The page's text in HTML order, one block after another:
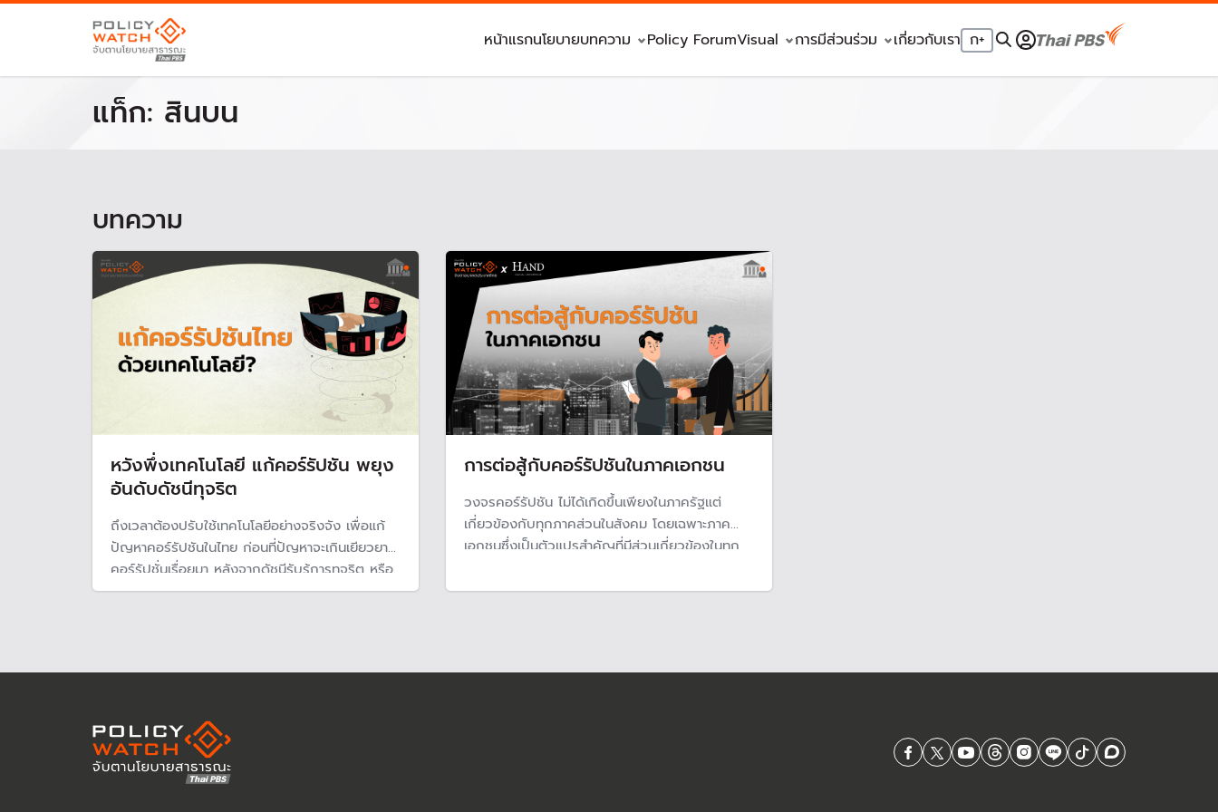
หน้าแรกนโยบายบทความ Policy ForumVisual การมีส่วนร่วม เกี่ยวกับเรา ก+
แท็ก: สินบน
บทความ
หวังพึ่งเทคโนโลยี แก้คอร์รัปชัน พยุง
อันดับดัชนีทุจริต
ถึงเวลาต้องปรับใช้เทคโนโลยีอย่างจริงจัง เพื่อแก้
ปัญหาคอร์รัปชันในไทย ก่อนที่ปัญหาจะเกินเยียวยา
คอร์รัปชั่นเรื่อยมา หลังจากดัชนีรับรู้การทุจริต หรือ
CPI ของประเทศร่วงต่อเนื่อง โดยเฉพาะในปี 2567
การต่อสู้กับคอร์รัปชันในภาคเอกชน
วงจรคอร์รัปชัน ไม่ได้เกิดขึ้นเพียงในภาครัฐแต่
เกี่ยวข้องกับทุกภาคส่วนในสังคม โดยเฉพาะภาค
เอกชนซึ่งเป็นตัวแปรสำคัญที่มีส่วนเกี่ยวข้องในทุก
แนวทางแก้ไขคอร์รัปชันจึงยึดโยงกับเอกชนและส่ง